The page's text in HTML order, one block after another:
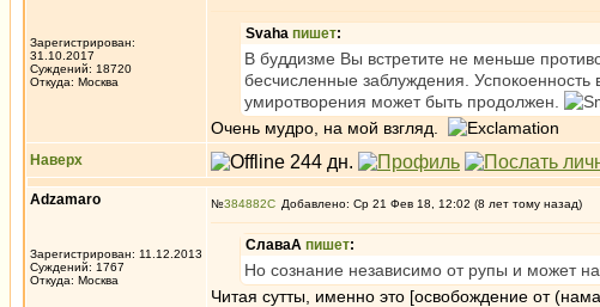
Зарегистрирован:
31.10.2017
Суждений: 18720
Откуда: Москва
Svaha пишет:
В буддизме Вы встретите не меньше
бесчисленные заблуждения.
умиротворения может быть продолжен.
Очень мудро, на мой взгляд.
Наверх
Adzamaro
Зарегистрирован: 11.12.2013
Суждений: 1767
Откуда: Москва
№384882 Добавлено: Ср 21 Фев 18, 12:02 (8 лет тому назад)
СлаваА пишет:
Но сознание независимо от рупы и может
Читая сутты, именно это [освобождение от